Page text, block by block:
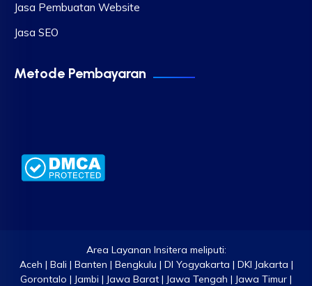
Jasa Pembuatan Website
Jasa SEO
Metode Pembayaran
Area Layanan Insitera meliputi:
Aceh | Bali | Banten | Bengkulu | DI Yogyakarta | DKI Jakarta |
Gorontalo | Jambi | Jawa Barat | Jawa Tengah | Jawa Timur |